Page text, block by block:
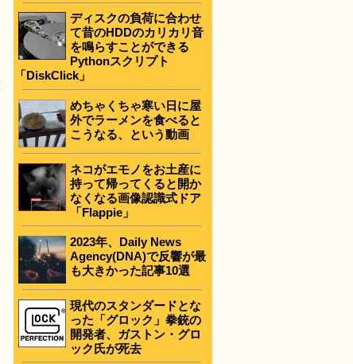
ディスクの負荷に合わせ
て昔のHDDのカリカリ音
を鳴らすことができる
Pythonスクリプト
「DiskClick」
めちゃくちゃ寒い日に屋
外でラーメンを食べると
こうなる、という動画
ネコがエモノをお土産に
持って帰ってくると開か
なくなる画像認識式ドア
「Flappie」
2023年、Daily News
Agency(DNA)で反響が最
も大きかった記事10選
現代のスタンダードとな
った「グロック」拳銃の
開発者、ガストン・グロ
ック氏が死去